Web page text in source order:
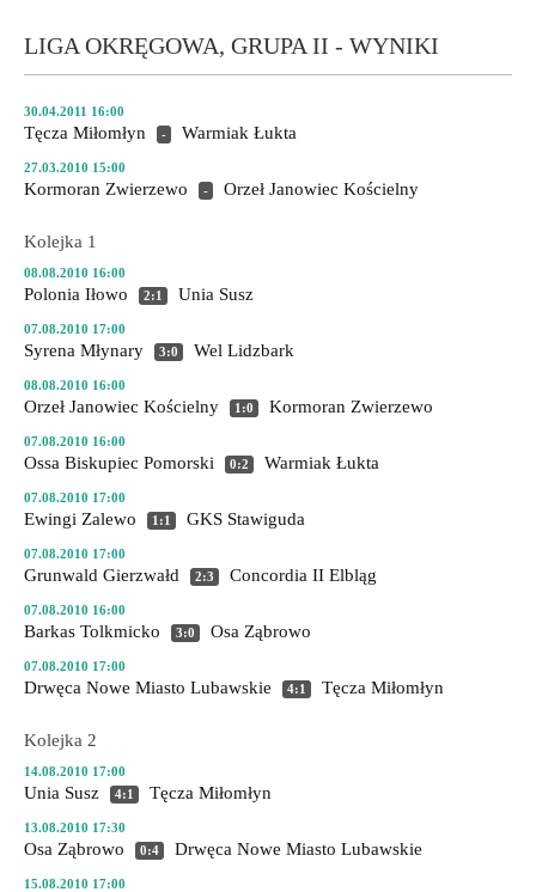
LIGA OKRĘGOWA, GRUPA II - WYNIKI
30.04.2011 16:00
Tęcza Miłomłyn - Warmiak Łukta
27.03.2010 15:00
Kormoran Zwierzewo - Orzeł Janowiec Kościelny
Kolejka 1
08.08.2010 16:00
Polonia Iłowo 2:1 Unia Susz
07.08.2010 17:00
Syrena Młynary 3:0 Wel Lidzbark
08.08.2010 16:00
Orzeł Janowiec Kościelny 1:0 Kormoran Zwierzewo
07.08.2010 16:00
Ossa Biskupiec Pomorski 0:2 Warmiak Łukta
07.08.2010 17:00
Ewingi Zalewo 1:1 GKS Stawiguda
07.08.2010 17:00
Grunwald Gierzwałd 2:3 Concordia II Elbląg
07.08.2010 16:00
Barkas Tolkmicko 3:0 Osa Ząbrowo
07.08.2010 17:00
Drwęca Nowe Miasto Lubawskie 4:1 Tęcza Miłomłyn
Kolejka 2
14.08.2010 17:00
Unia Susz 4:1 Tęcza Miłomłyn
13.08.2010 17:30
Osa Ząbrowo 0:4 Drwęca Nowe Miasto Lubawskie
15.08.2010 17:00